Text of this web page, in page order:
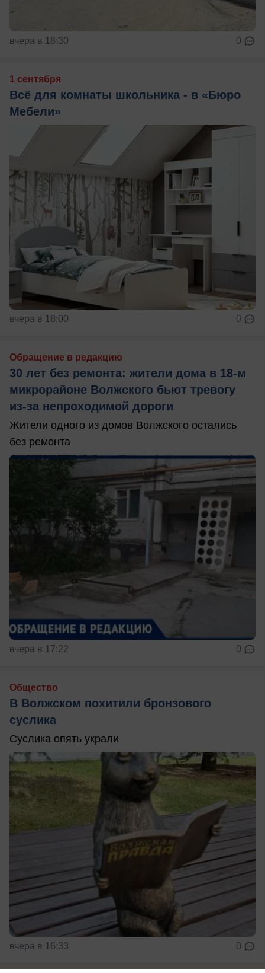
вчера в 18:30 0
1 сентября
Всё для комнаты школьника - в «Бюро
Мебели»
вчера в 18:00 0
Обращение в редакцию
30 лет без ремонта: жители дома в 18‑м
микрорайоне Волжского бьют тревогу
из‑за непроходимой дороги
Жители одного из домов Волжского остались
без ремонта
вчера в 17:22 0
Общество
В Волжском похитили бронзового
суслика
Суслика опять украли
вчера в 16:33 0